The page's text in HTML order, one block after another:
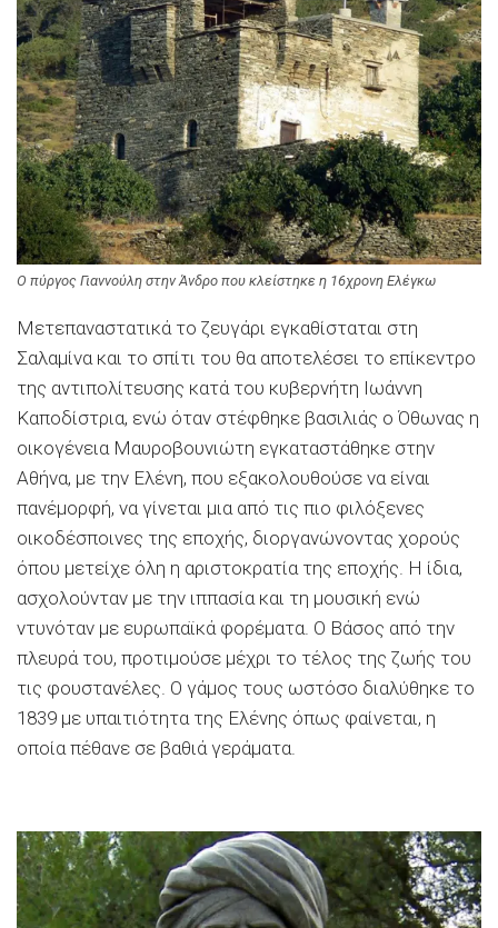
Ο πύργος Γιαννούλη στην Άνδρο που κλείστηκε η 16χρονη Ελέγκω
Μετεπαναστατικά το ζευγάρι εγκαθίσταται στη
Σαλαμίνα και το σπίτι του θα αποτελέσει το επίκεντρο
της αντιπολίτευσης κατά του κυβερνήτη Ιωάννη
Καποδίστρια, ενώ όταν στέφθηκε βασιλιάς ο Όθωνας η
οικογένεια Μαυροβουνιώτη εγκαταστάθηκε στην
Αθήνα, με την Ελένη, που εξακολουθούσε να είναι
πανέμορφή, να γίνεται μια από τις πιο φιλόξενες
οικοδέσποινες της εποχής, διοργανώνοντας χορούς
όπου μετείχε όλη η αριστοκρατία της εποχής. Η ίδια,
ασχολούνταν με την ιππασία και τη μουσική ενώ
ντυνόταν με ευρωπαϊκά φορέματα. Ο Βάσος από την
πλευρά του, προτιμούσε μέχρι το τέλος της ζωής του
τις φουστανέλες. Ο γάμος τους ωστόσο διαλύθηκε το
1839 με υπαιτιότητα της Ελένης όπως φαίνεται, η
οποία πέθανε σε βαθιά γεράματα.